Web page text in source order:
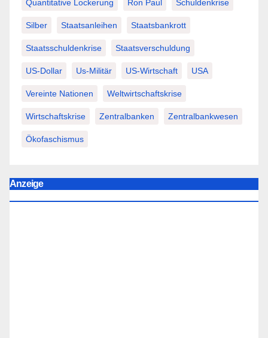
Quantitative Lockerung Ron Paul Schuldenkrise
Silber Staatsanleihen Staatsbankrott
Staatsschuldenkrise Staatsverschuldung
US-Dollar Us-Militär US-Wirtschaft USA
Vereinte Nationen Weltwirtschaftskrise
Wirtschaftskrise Zentralbanken Zentralbankwesen
Ökofaschismus
Anzeige